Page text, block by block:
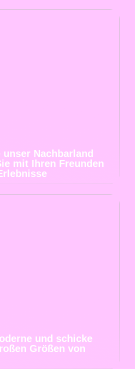
Nachbarland
mit Ihren Freunden
und schicke
Größen von